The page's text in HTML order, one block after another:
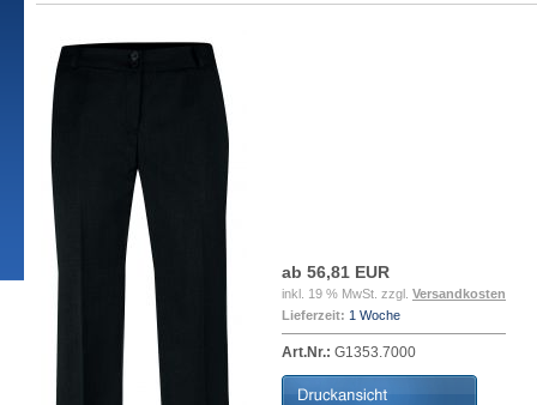
ab 56,81 EUR
inkl. 19 % MwSt. zzgl. Versandkosten
Lieferzeit: 1 Woche
Art.Nr.: G1353.7000